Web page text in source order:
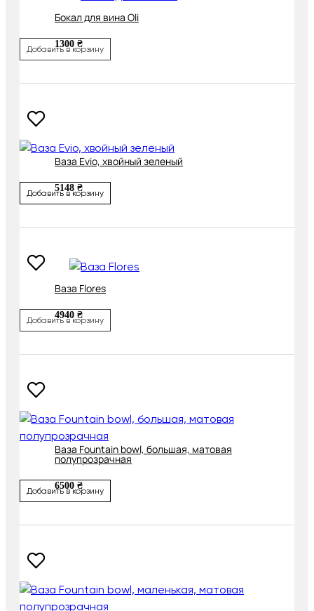
Бокал для вина Oli
1300 ₴
Добавить в корзину
Ваза Evio, хвойный зеленый
5148 ₴
Добавить в корзину
Ваза Flores
4940 ₴
Добавить в корзину
Ваза Fountain bowl, большая, матовая
полупрозрачная
6500 ₴
Добавить в корзину